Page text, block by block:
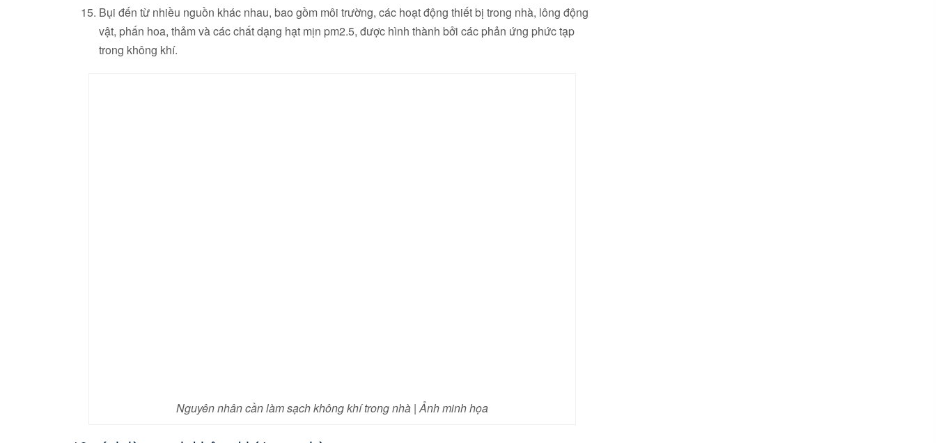
Bụi đến từ nhiều nguồn khác nhau, bao gồm môi trường, các hoạt động thiết bị trong nhà, lông động
vật, phấn hoa, thảm và các chất dạng hạt mịn pm2.5, được hình thành bởi các phản ứng phức tạp
trong không khí.
Nguyên nhân cần làm sạch không khí trong nhà | Ảnh minh họa